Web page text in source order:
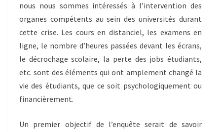
nous nous sommes intéressés à l’intervention des
organes compétents au sein des universités durant
cette crise. Les cours en distanciel, les examens en
ligne, le nombre d’heures passées devant les écrans,
le décrochage scolaire, la perte des jobs étudiants,
etc. sont des éléments qui ont amplement changé la
vie des étudiants, que ce soit psychologiquement ou
financièrement.
Un premier objectif de l’enquête serait de savoir